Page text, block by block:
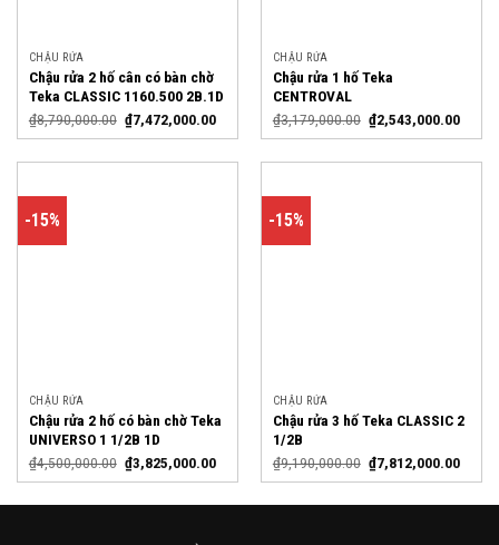
CHẬU RỬA
Chậu rửa 2 hố cân có bàn chờ
Teka CLASSIC 1160.500 2B.1D
₫8,790,000.00 ₫7,472,000.00
CHẬU RỬA
Chậu rửa 1 hố Teka
CENTROVAL
₫3,179,000.00 ₫2,543,000.00
-15%
CHẬU RỬA
Chậu rửa 2 hố có bàn chờ Teka
UNIVERSO 1 1/2B 1D
₫4,500,000.00 ₫3,825,000.00
-15%
CHẬU RỬA
Chậu rửa 3 hố Teka CLASSIC 2
1/2B
₫9,190,000.00 ₫7,812,000.00